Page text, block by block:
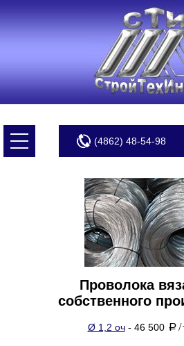
(4862) 48-54-98
Проволока
собственного
Ø 1,2 оч- 46 500 a /